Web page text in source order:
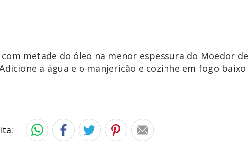
metade do óleo na menor espessura do Moedor de
a água e o manjericão e cozinhe em fogo baixo